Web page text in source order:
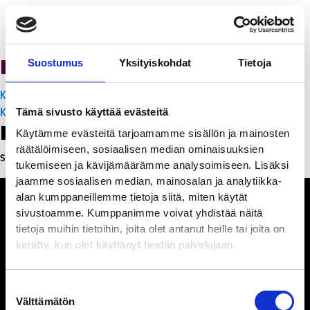
Suostumus Yksityiskohdat Tietoja
Tämä sivusto käyttää evästeitä
Käytämme evästeitä tarjoamamme sisällön ja mainosten
räätälöimiseen, sosiaalisen median ominaisuuksien
tukemiseen ja kävijämäärämme analysoimiseen. Lisäksi
jaamme sosiaalisen median, mainosalan ja analytiikka-
alan kumppaneillemme tietoja siitä, miten käytät
sivustoamme. Kumppanimme voivat yhdistää näitä
tietoja muihin tietoihin, joita olet antanut heille tai joita on
kerätty, kun olet käyttänyt heidän palvelujaan.
valinta
Välttämätön
PanchoVilla
Artikkelien
selaus
K-Citymarket Pori Puuvilla
K-Citymarket Pori Puuvilla
Leave a Reply
Sinun täytyy kirjautua sisään